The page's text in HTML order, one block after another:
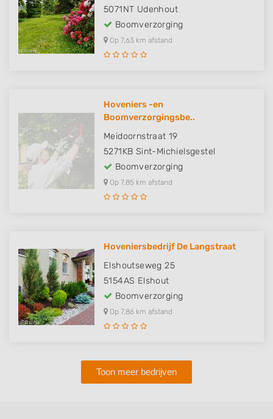
5071NT Udenhout
Boomverzorging
Op 7,63 km afstand
Hoveniers -en
Boomverzorgingsbe..
Meidoornstraat 19
5271KB Sint-Michielsgestel
Boomverzorging
Op 7,85 km afstand
Hoveniersbedrijf De Langstraat
Elshoutseweg 25
5154AS Elshout
Boomverzorging
Op 7,86 km afstand
Toon meer bedrijven